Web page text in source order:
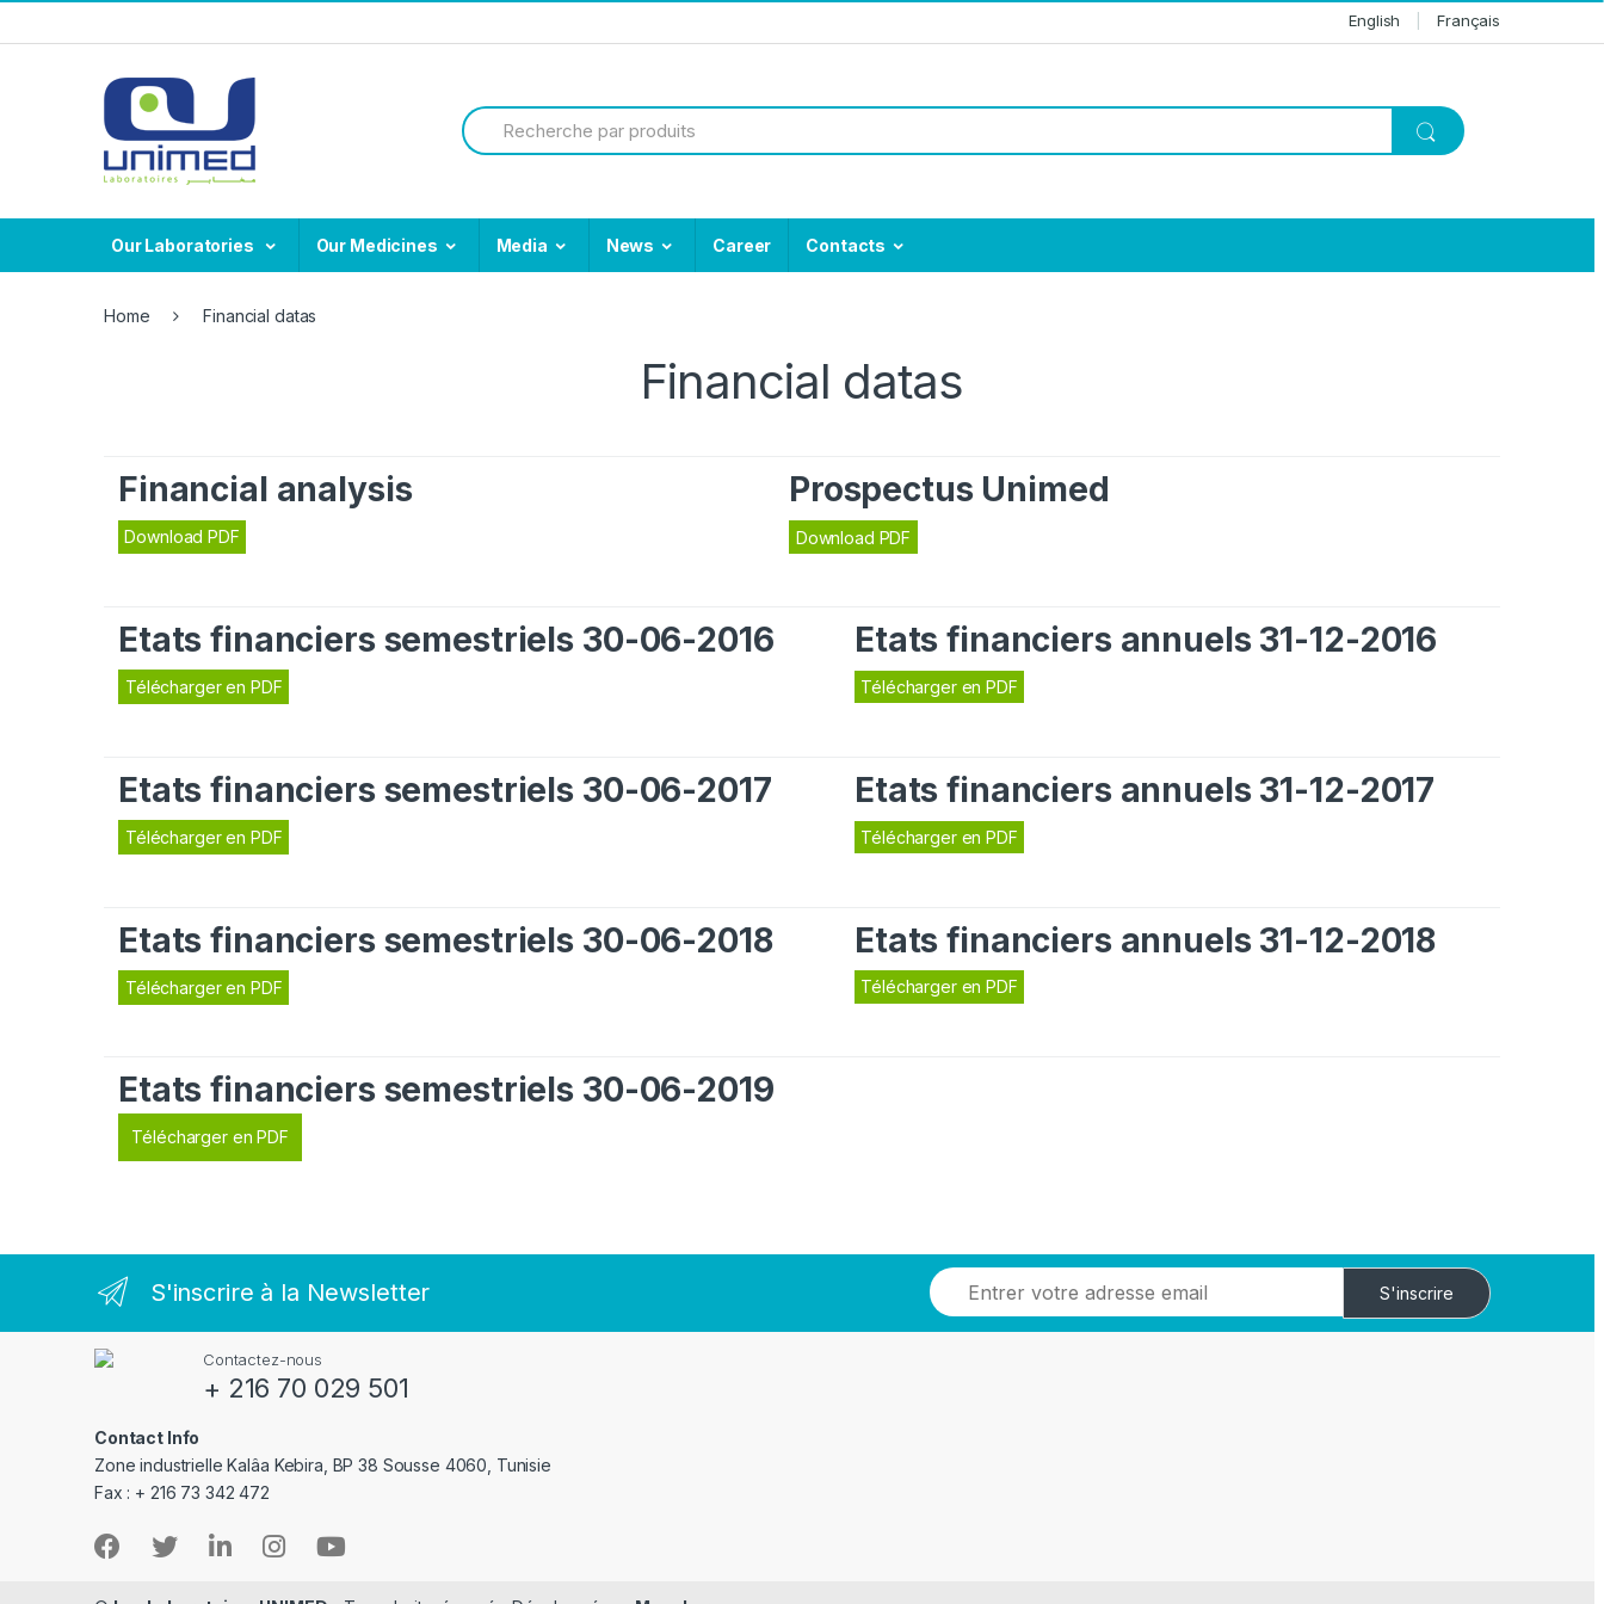
to
to
English Français
Search
for:
Our Laboratories Our Medicines Media News Career Contacts
Home Financial datas
Financial datas
Financial analysis
Download PDF
Prospectus Unimed
Download PDF
Etats financiers semestriels 30-06-2016
Télécharger en PDF
Etats financiers annuels 31-12-2016
Télécharger en PDF
Etats financiers semestriels 30-06-2017
Télécharger en PDF
Etats financiers annuels 31-12-2017
Télécharger en PDF
Etats financiers semestriels 30-06-2018
Télécharger en PDF
Etats financiers annuels 31-12-2018
Télécharger en PDF
Etats financiers semestriels 30-06-2019
Télécharger en PDF
S'inscrire à la Newsletter S'inscrire
Contactez-nous
+ 216 70 029 501
Contact Info
Zone industrielle Kalâa Kebira, BP 38 Sousse 4060, Tunisie
Fax : + 216 73 342 472